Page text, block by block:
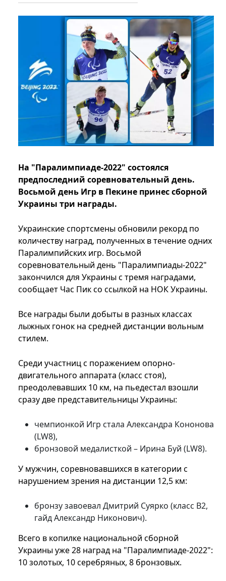
На "Паралимпиаде-2022" состоялся
предпоследний соревновательный день.
Восьмой день Игр в Пекине принес сборной
Украины три награды.
Украинские спортсмены обновили рекорд по
количеству наград, полученных в течение одних
Паралимпийских игр. Восьмой
соревновательный день "Паралимпиады-2022"
закончился для Украины с тремя наградами,
сообщает Час Пик со ссылкой на НОК Украины.
Все награды были добыты в разных классах
лыжных гонок на средней дистанции вольным
стилем.
Среди участниц с поражением опорно-
двигательного аппарата (класс стоя),
преодолевавших 10 км, на пьедестал взошли
сразу две представительницы Украины:
чемпионкой Игр стала Александра Кононова
(LW8),
бронзовой медалисткой – Ирина Буй (LW8).
У мужчин, соревновавшихся в категории с
нарушением зрения на дистанции 12,5 км:
бронзу завоевал Дмитрий Суярко (класс B2,
гайд Александр Никонович).
Всего в копилке национальной сборной
Украины уже 28 наград на "Паралимпиаде-2022":
10 золотых, 10 серебряных, 8 бронзовых.